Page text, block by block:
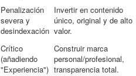
Penalización
severa y
desindexación
Invertir en contenido
único, original y de alto
valor.
Crítico
(añadiendo
"Experiencia")
Construir marca
personal/profesional,
transparencia total.